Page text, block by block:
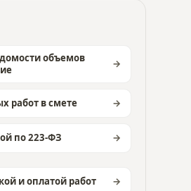
объемов
работ в смете
по 223-ФЗ
и оплатой работ